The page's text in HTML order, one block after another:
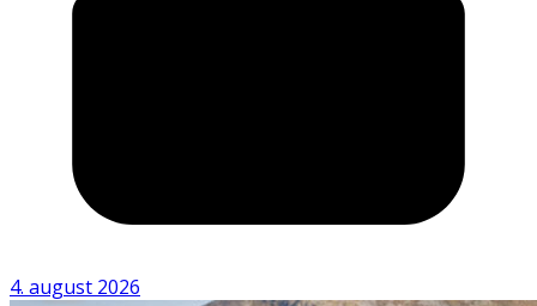
4. august 2026